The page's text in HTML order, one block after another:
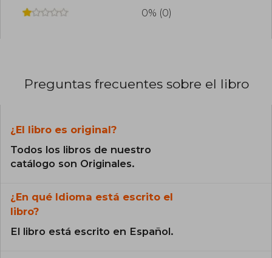
0% (0)
Preguntas frecuentes sobre el libro
¿El libro es original?
Todos los libros de nuestro
catálogo son Originales.
¿En qué Idioma está escrito el
libro?
El libro está escrito en Español.